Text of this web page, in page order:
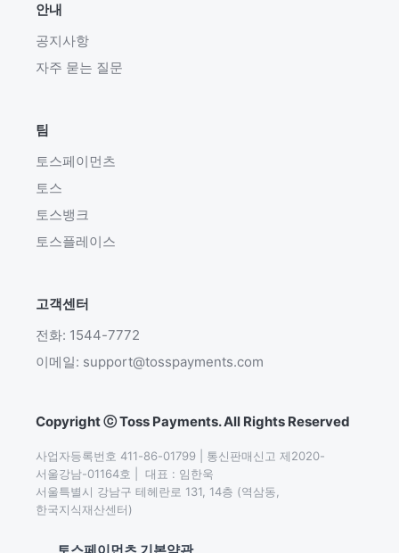
안내
공지사항
자주 묻는 질문
팀
토스페이먼츠
토스
토스뱅크
토스플레이스
고객센터
전화: 1544-7772
이메일: support@tosspayments.com
Copyright ⓒ Toss Payments. All Rights Reserved
사업자등록번호 411-86-01799 | 통신판매신고 제2020-
서울강남-01164호 |  대표 : 임한욱
서울특별시 강남구 테헤란로 131, 14층 (역삼동,
한국지식재산센터)